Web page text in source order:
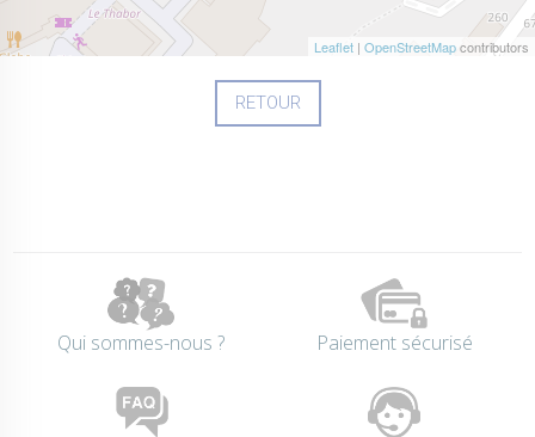
Leaflet | OpenStreetMapcontributors
RETOUR
Qui sommes-nous ? Paiement sécurisé